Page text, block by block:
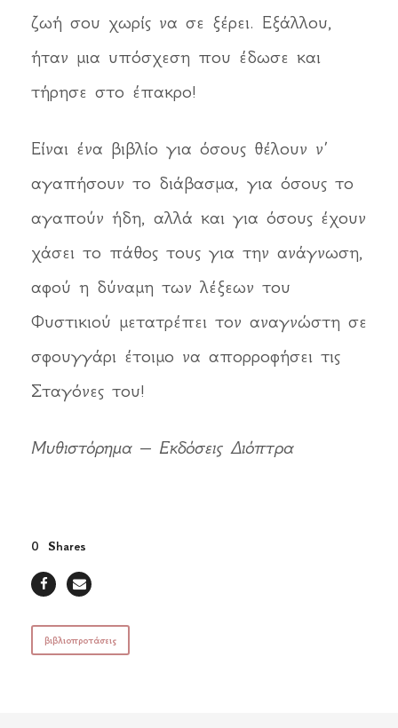
ζωή σου χωρίς να σε ξέρει. Εξάλλου,
ήταν μια υπόσχεση που έδωσε και
τήρησε στο έπακρο!
Είναι ένα βιβλίο για όσους θέλουν ν’
αγαπήσουν το διάβασμα, για όσους το
αγαπούν ήδη, αλλά και για όσους έχουν
χάσει το πάθος τους για την ανάγνωση,
αφού η δύναμη των λέξεων του
Φυστικιού μετατρέπει τον αναγνώστη σε
σφουγγάρι έτοιμο να απορροφήσει τις
Σταγόνες του!
Μυθιστόρημα – Εκδόσεις Διόπτρα
0 Shares
βιβλιοπροτάσεις